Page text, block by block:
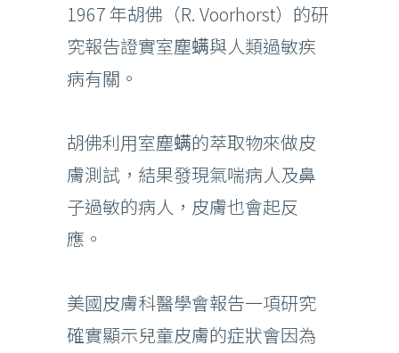
1967 年胡佛（R. Voorhorst）的研
究報告證實室塵螨與人類過敏疾
病有關。
胡佛利用室塵螨的萃取物來做皮
膚測試，結果發現氣喘病人及鼻
子過敏的病人，皮膚也會起反
應。
美國皮膚科醫學會報告一項研究
確實顯示兒童皮膚的症狀會因為